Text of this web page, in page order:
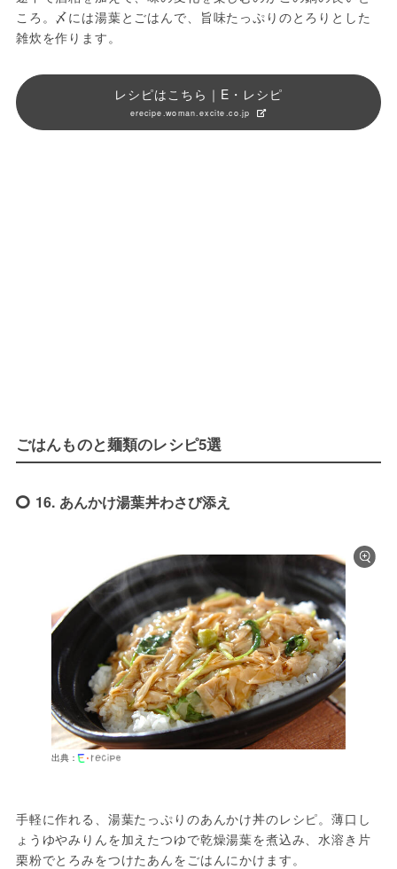
ころ。〆には湯葉とごはんで、旨味たっぷりのとろりとした
雑炊を作ります。
レシピはこちら｜E・レシピ
erecipe.woman.excite.co.jp
ごはんものと麺類のレシピ5選
16. あんかけ湯葉丼わさび添え
出典：
手軽に作れる、湯葉たっぷりのあんかけ丼のレシピ。薄口し
ょうゆやみりんを加えたつゆで乾燥湯葉を煮込み、水溶き片
栗粉でとろみをつけたあんをごはんにかけます。